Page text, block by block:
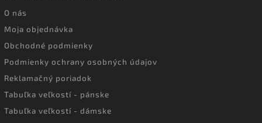
O nás
Moja objednávka
Obchodné podmienky
Podmienky ochrany osobných údajov
Reklamačný poriadok
Tabuľka veľkostí - pánske
Tabuľka veľkostí - dámske